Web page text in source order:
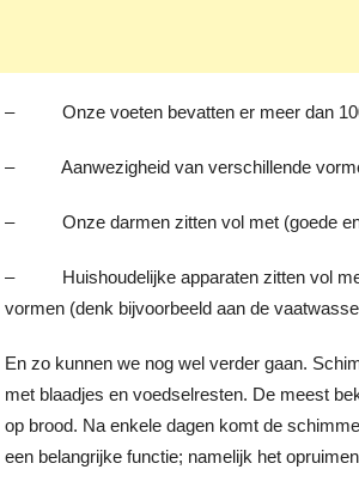
– Onze voeten bevatten er meer dan
– Aanwezigheid van verschillende
– Onze darmen zitten vol met (goede en
– Huishoudelijke apparaten zitten vol
vormen (denk bijvoorbeeld aan de
En zo kunnen we nog wel verder gaan.
met blaadjes en voedselresten. De meest
op brood. Na enkele dagen komt de
een belangrijke functie; namelijk het